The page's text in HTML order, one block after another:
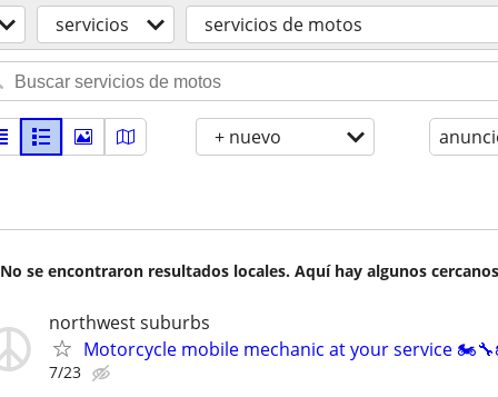
servicios servicios de motos
+ nuevo
No se encontraron resultados locales. Aquí hay algunos
northwest suburbs
Motorcycle mobile mechanic at your service
7/23